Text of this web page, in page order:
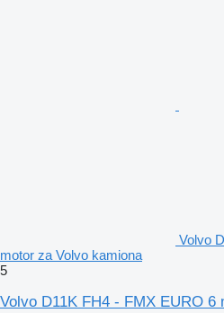
Volvo
motor za Volvo kamiona
5
Volvo D11K FH4 - FMX EURO 6